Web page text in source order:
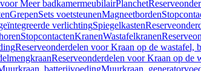
Meer badkamermeubilairPlanchet
GrepenSets voetsteunenMagneetborden
verlichtingSpiegelkasten
StopcontactenKranenWastafelkranen
Reserveonderdelen voor Kraan op de wastafel,
Reserveonderdelen voor Kraan op de
batterijvoedingMuurkraan,